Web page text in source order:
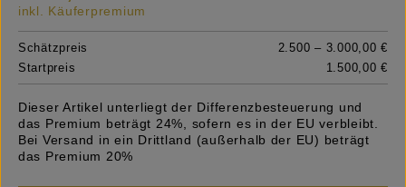
inkl. Käuferpremium
Schätzpreis
2.500 – 3.000,00 €
Startpreis
1.500,00 €
Dieser Artikel unterliegt der Differenzbesteuerung und
das Premium beträgt 24%, sofern es in der EU verbleibt.
Bei Versand in ein Drittland (außerhalb der EU) beträgt
das Premium 20%